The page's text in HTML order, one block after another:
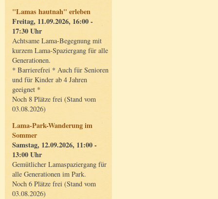
"Lamas hautnah" erleben
Freitag, 11.09.2026, 16:00 -
17:30 Uhr
Achtsame Lama-Begegnung mit
kurzem Lama-Spaziergang für alle
Generationen.
* Barrierefrei * Auch für Senioren
und für Kinder ab 4 Jahren
geeignet *
Noch 8 Plätze frei (Stand vom
03.08.2026)
Lama-Park-Wanderung im
Sommer
Samstag, 12.09.2026, 11:00 -
13:00 Uhr
Gemütlicher Lamaspaziergang für
alle Generationen im Park.
Noch 6 Plätze frei (Stand vom
03.08.2026)